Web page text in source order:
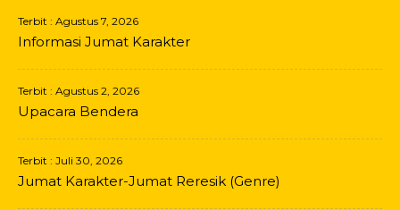
Terbit : Agustus 7, 2026
Informasi Jumat Karakter
Terbit : Agustus 2, 2026
Upacara Bendera
Terbit : Juli 30, 2026
Jumat Karakter-Jumat Reresik (Genre)